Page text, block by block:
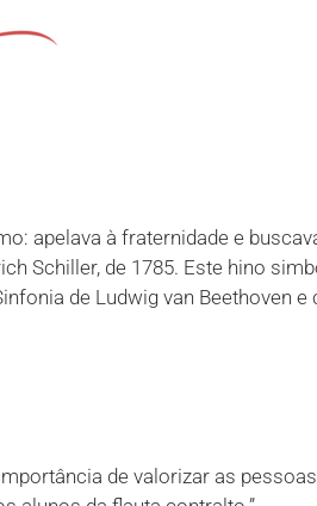
apelava à fraternidade e
Schiller, de 1785. Este hino
de Ludwig van Beethoven
de valorizar as